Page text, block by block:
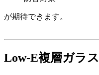
が期待できます。
Low-E複層ガラ